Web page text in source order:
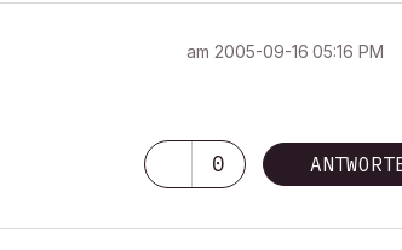
am ‎2005-09-16 05:16 PM
0